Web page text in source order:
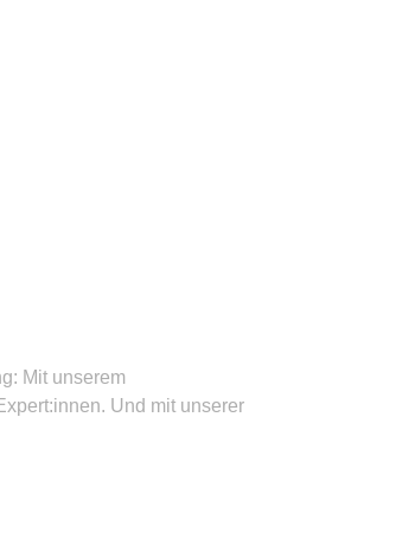
Mit unserem
Und mit unserer